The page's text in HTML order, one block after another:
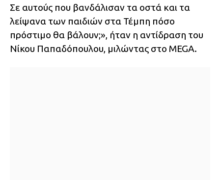
Σε αυτούς που βανδάλισαν τα οστά και τα
λείψανα των παιδιών στα Τέμπη πόσο
πρόστιμο θα βάλουν;», ήταν η αντίδραση του
Νίκου Παπαδόπουλου, μιλώντας στο MEGA.